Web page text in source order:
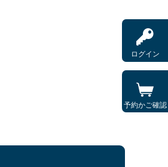
ログイン
予約かご確認